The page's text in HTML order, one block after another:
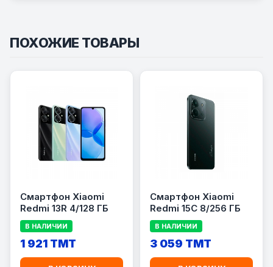
ПОХОЖИЕ ТОВАРЫ
Смартфон Xiaomi
Redmi 13R 4/128 ГБ
В НАЛИЧИИ
1 921 TMT
Смартфон Xiaomi
Redmi 15C 8/256 ГБ
В НАЛИЧИИ
3 059 TMT